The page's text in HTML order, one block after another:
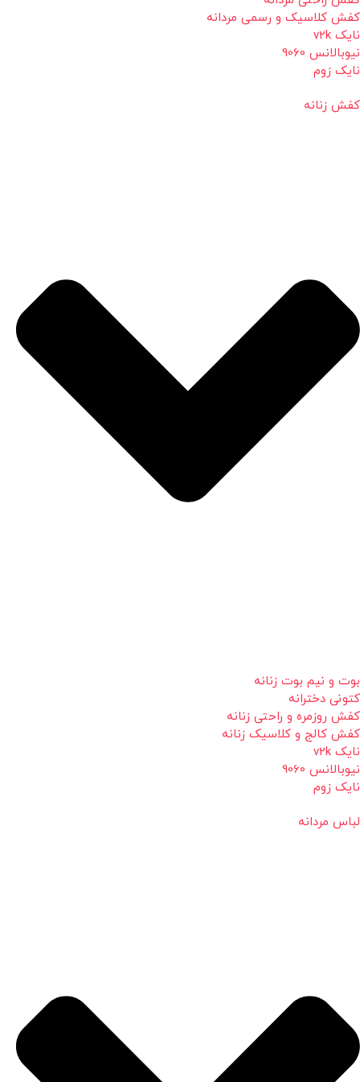
کفش کلاسیک و رسمی مردانه
نایک v2k
نیوبالانس 9060
نایک زوم
کفش زنانه
بوت و نیم بوت زنانه
کتونی دخترانه
کفش روزمره و راحتی زنانه
کفش کالج و کلاسیک زنانه
نایک v2k
نیوبالانس 9060
نایک زوم
لباس مردانه